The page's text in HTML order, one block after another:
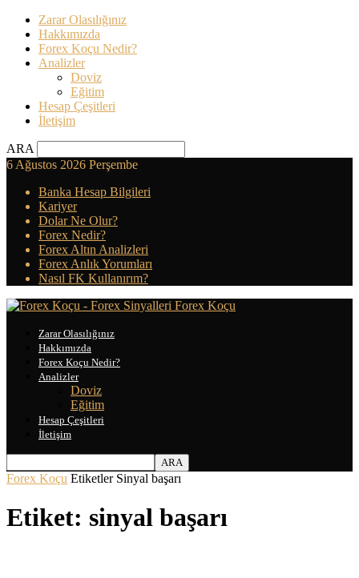
Zarar Olasılığınız
Hakkımızda
Forex Koçu Nedir?
Analizler
Doviz
Eğitim
Hesap Çeşitleri
İletişim
ARA
6 Ağustos 2026 Perşembe
Banka Hesap Bilgileri
Kariyer
Dolar Ne Olur?
Forex Nedir?
Forex Altın Analizleri
Forex Anlık Yorumları
Nasıl FK Kullanırım?
Forex Koçu
Zarar Olasılığınız
Hakkımızda
Forex Koçu Nedir?
Analizler
Doviz
Eğitim
Hesap Çeşitleri
İletişim
Forex Koçu Etiketler Sinyal başarı
Etiket: sinyal başarı